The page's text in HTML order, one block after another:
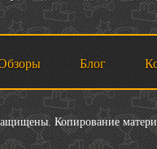
Блог
Копирование